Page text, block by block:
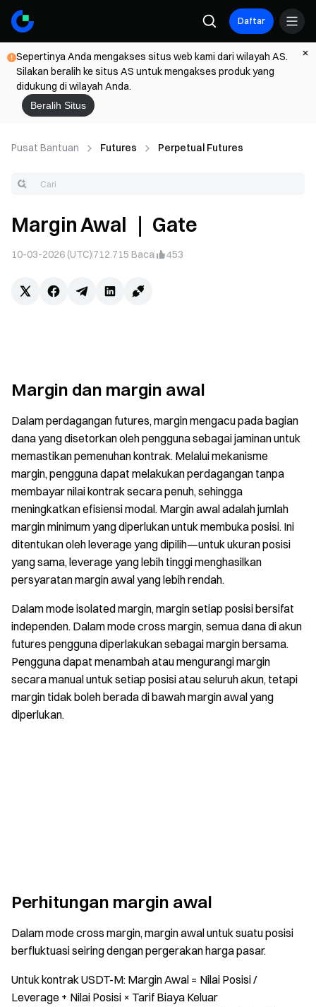
Daftar
Sepertinya Anda mengakses situs web kami dari wilayah AS.
Silakan beralih ke situs AS untuk mengakses produk yang
didukung di wilayah Anda.
Beralih Situs
Pusat Bantuan Futures Perpetual Futures
Margin Awal ｜ Gate
10-03-2026 (UTC)712.715 Baca 453
Margin dan margin awal
Dalam perdagangan futures, margin mengacu pada bagian
dana yang disetorkan oleh pengguna sebagai jaminan untuk
memastikan pemenuhan kontrak. Melalui mekanisme
margin, pengguna dapat melakukan perdagangan tanpa
membayar nilai kontrak secara penuh, sehingga
meningkatkan efisiensi modal. Margin awal adalah jumlah
margin minimum yang diperlukan untuk membuka posisi. Ini
ditentukan oleh leverage yang dipilih—untuk ukuran posisi
yang sama, leverage yang lebih tinggi menghasilkan
persyaratan margin awal yang lebih rendah.
Dalam mode isolated margin, margin setiap posisi bersifat
independen. Dalam mode cross margin, semua dana di akun
futures pengguna diperlakukan sebagai margin bersama.
Pengguna dapat menambah atau mengurangi margin
secara manual untuk setiap posisi atau seluruh akun, tetapi
margin tidak boleh berada di bawah margin awal yang
diperlukan.
Perhitungan margin awal
Dalam mode cross margin, margin awal untuk suatu posisi
berfluktuasi seiring dengan pergerakan harga pasar.
Untuk kontrak USDT-M: Margin Awal = Nilai Posisi /
Leverage + Nilai Posisi × Tarif Biaya Keluar